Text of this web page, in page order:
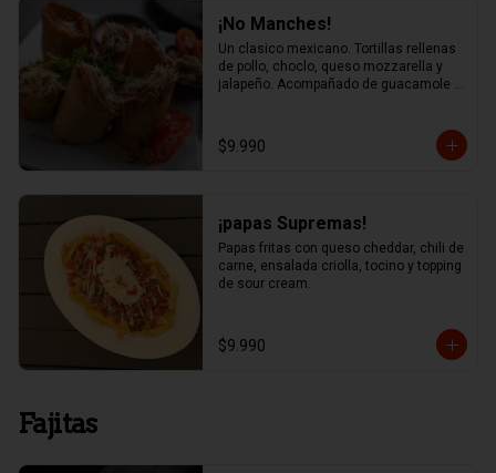
¡No Manches!
Un clasico mexicano. Tortillas rellenas
de pollo, choclo, queso mozzarella y
jalapeño. Acompañado de guacamole y
$9.990
¡papas Supremas!
Papas fritas con queso cheddar, chili de
carne, ensalada criolla, tocino y topping
de sour cream.
$9.990
Fajitas